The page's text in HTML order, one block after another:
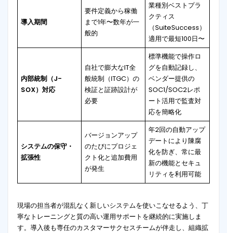
導入期間
要件定義から稼働
まで1年〜数年が一
般的
業種別ベストプラ
クティス
（SuiteSuccess）
適用で最短100日〜
内部統制（J-
SOX）対応
自社で膨大なIT全
般統制（ITGC）の
検証と証跡設計が
必要
標準機能で操作ロ
グを自動記録し、
ベンダー提供の
SOC1/SOC2レポ
ート活用で監査対
応を簡略化
システムの保守・
拡張性
バージョンアップ
のたびにプロジェ
クト化と追加費用
が発生
年2回の自動アップ
デートにより陳腐
化を防ぎ、常に最
新の機能とセキュ
リティを利用可能
現場の担当者が混乱なく新しいシステムを使いこなせるよう、丁
寧なトレーニングと質の高い運用サポートを継続的に実施しま
す。導入後も専任のカスタマーサクセスチームが伴走し、組織拡